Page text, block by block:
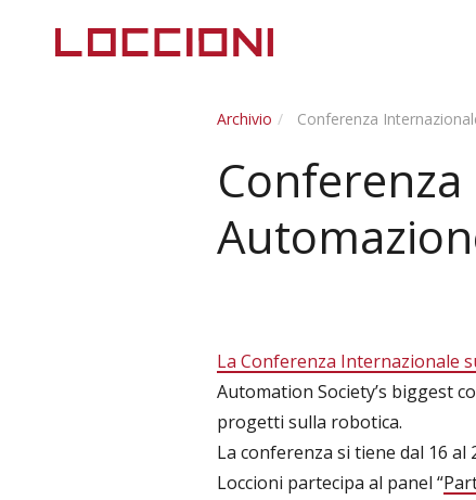
Archivio Conferenza
La Conferenza Internazionale
Automation Society’s biggest
progetti sulla robotica.
La conferenza si tiene dal 16
Loccioni partecipa al panel “